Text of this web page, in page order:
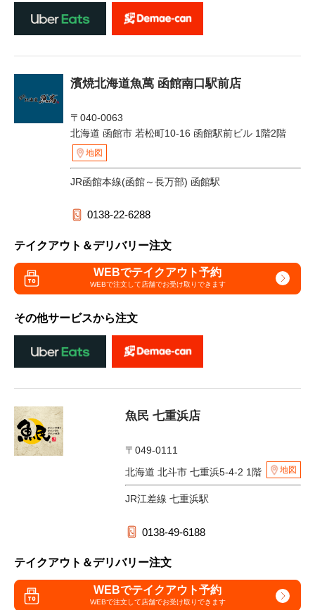
濱焼北海道魚萬 函館南口駅前店
〒040-0063
北海道 函館市 若松町10-16 函館駅前ビル 1階2階
地図
JR函館本線(函館～長万部) 函館駅
0138-22-6288
テイクアウト＆デリバリー注文
WEBでテイクアウト予約
WEBで注文して店舗でお受け取りできます
その他サービスから注文
魚民 七重浜店
〒049-0111
北海道 北斗市 七重浜5-4-2 1階
地図
JR江差線 七重浜駅
0138-49-6188
テイクアウト＆デリバリー注文
WEBでテイクアウト予約
WEBで注文して店舗でお受け取りできます